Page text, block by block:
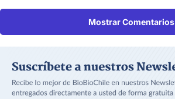
Mostrar Comentarios